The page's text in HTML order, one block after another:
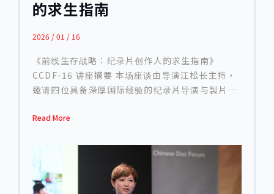
的求生指南
2026 / 01 / 16
《前线生存战略：纪录片创作人的求生指南》
CCDF-16 讲座摘要 本场座谈由导演江松长主持，
邀请四位具备深厚国际经验的纪录片导演与製片人
国、亚洲与臺湾的多重视角，共同解析当前全球纪
缩、串流平台策略调整、政治敏感性升高、观众观
影习惯碎片化等因素，使纪录片的创作、资金、发
行与生存模式，都面临前所未有的挑战。四位讲者
Read More